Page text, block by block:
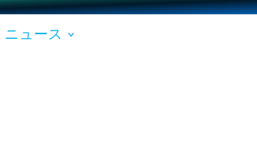
ニュース